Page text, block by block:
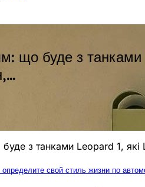
що буде з
з танками Leopard 1,
свой стиль жизни по